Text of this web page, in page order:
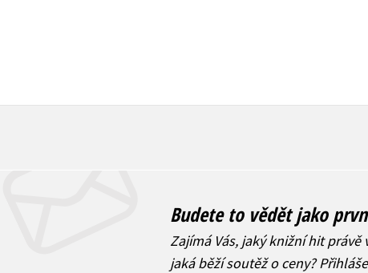
Budete to vědět jako
Zajímá Vás, jaký knižní hit
jaká běží soutěž o ceny?